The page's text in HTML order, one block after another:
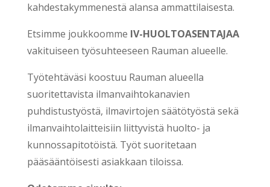
kahdestakymmenestä alansa ammattilaisesta.
Etsimme joukkoomme IV-HUOLTOASENTAJAA
vakituiseen työsuhteeseen Rauman alueelle.
Työtehtäväsi koostuu Rauman alueella
suoritettavista ilmanvaihtokanavien
puhdistustyöstä, ilmavirtojen säätötyöstä sekä
ilmanvaihtolaitteisiin liittyvistä huolto- ja
kunnossapitotöistä. Työt suoritetaan
pääsääntöisesti asiakkaan tiloissa.